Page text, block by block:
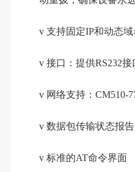
v 支持固定IP和动态
v 接口：提供RS232接
v 网络支持： CM510-7
v 数据包传输状态报告
v 标准的AT命令界面